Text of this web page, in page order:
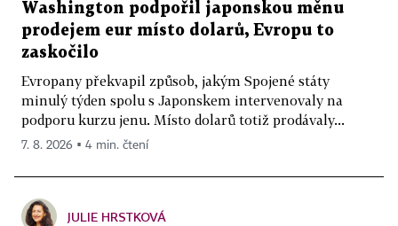
Washington podpořil japonskou měnu
prodejem eur místo dolarů, Evropu to
zaskočilo
Evropany překvapil způsob, jakým Spojené státy
minulý týden spolu s Japonskem intervenovaly na
podporu kurzu jenu. Místo dolarů totiž prodávaly...
7. 8. 2026 ▪ 4 min. čtení
JULIE HRSTKOVÁ